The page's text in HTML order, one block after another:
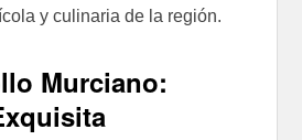
y culinaria de la región.
Murciano: